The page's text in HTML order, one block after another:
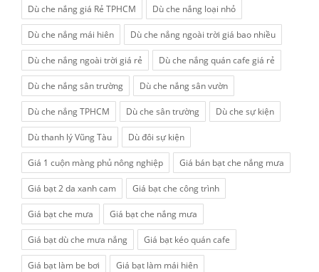
Dù che nắng giá Rẻ TPHCM Dù che nắng loại nhỏ
Dù che nắng mái hiên Dù che nắng ngoài trời giá bao nhiều
Dù che nắng ngoài trời giá rẻ Dù che nắng quán cafe giá rẻ
Dù che nắng sân trường Dù che nắng sân vườn
Dù che nắng TPHCM Dù che sân trường Dù che sự kiện
Dù thanh lý Vũng Tàu Dù đôi sự kiện
Giá 1 cuộn màng phủ nông nghiệp Giá bán bạt che nắng mưa
Giá bạt 2 da xanh cam Giá bạt che công trình
Giá bạt che mưa Giá bạt che nắng mưa
Giá bạt dù che mưa nắng Giá bạt kéo quán cafe
Giá bạt làm be bơi Giá bạt làm mái hiên